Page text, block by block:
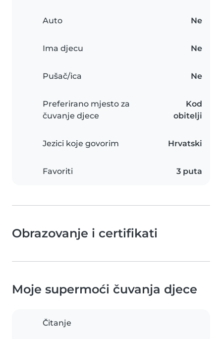
Auto Ne
Ima djecu Ne
Pušač/ica Ne
Preferirano mjesto za
čuvanje djece
Kod
obitelji
Jezici koje govorim Hrvatski
Favoriti 3 puta
Obrazovanje i certifikati
Moje supermoći čuvanja djece
Čitanje